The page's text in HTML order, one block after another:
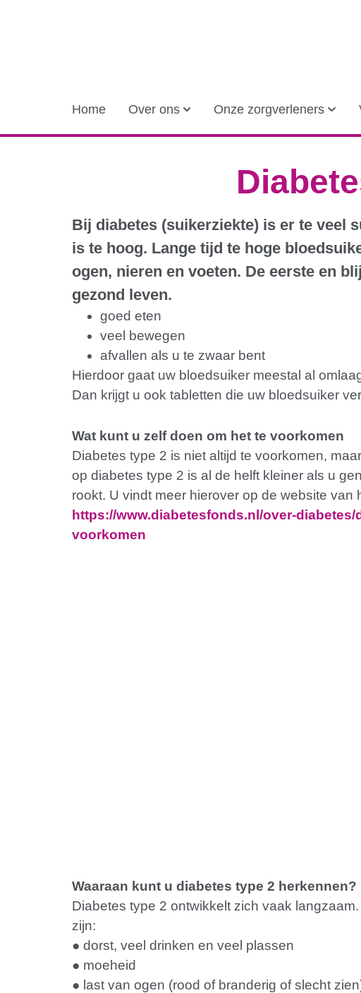
Home Over ons Onze zorgverleners
Bij diabetes (suikerziekte) is er te veel
is te hoog. Lange tijd te hoge
ogen, nieren en voeten. De eerste en
gezond leven.
goed eten
veel bewegen
afvallen als u te zwaar bent
Hierdoor gaat uw bloedsuiker meestal al
Dan krijgt u ook tabletten die uw bloedsuiker
Wat kunt u zelf doen om het te voorkomen
Diabetes type 2 is niet altijd te voorkomen,
op diabetes type 2 is al de helft kleiner als u
rookt. U vindt meer hierover op de website van
https://www.diabetesfonds.nl/over-
voorkomen
Waaraan kunt u diabetes type 2 herkennen?
Diabetes type 2 ontwikkelt zich vaak
zijn:
● dorst, veel drinken en veel plassen
● moeheid
● last van ogen (rood of branderig of slecht